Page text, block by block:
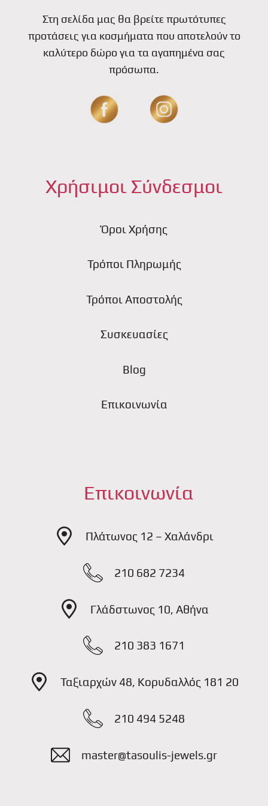
Στη σελίδα μας θα βρείτε πρωτότυπες
προτάσεις για κοσμήματα που αποτελούν το
καλύτερο δώρο για τα αγαπημένα σας
πρόσωπα.
Χρήσιμοι Σύνδεσμοι
Όροι Χρήσης
Τρόποι Πληρωμής
Τρόποι Αποστολής
Συσκευασίες
Blog
Επικοινωνία
Επικοινωνία
Πλάτωνος 12 – Χαλάνδρι
210 682 7234
Γλάδστωνος 10, Αθήνα
210 383 1671
Ταξιαρχών 48, Κορυδαλλός 181 20
210 494 5248
master@tasoulis-jewels.gr